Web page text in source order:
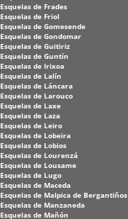
Esquelas de Frades
Esquelas de Friol
Esquelas de Gomesende
Esquelas de Gondomar
Esquelas de Guitiriz
Esquelas de Guntín
Esquelas de Irixoa
Esquelas de Lalín
Esquelas de Láncara
Esquelas de Larouco
Esquelas de Laxe
Esquelas de Laza
Esquelas de Leiro
Esquelas de Lobeira
Esquelas de Lobios
Esquelas de Lourenzá
Esquelas de Lousame
Esquelas de Lugo
Esquelas de Maceda
Esquelas de Malpica de Bergantiños
Esquelas de Manzaneda
Esquelas de Mañón